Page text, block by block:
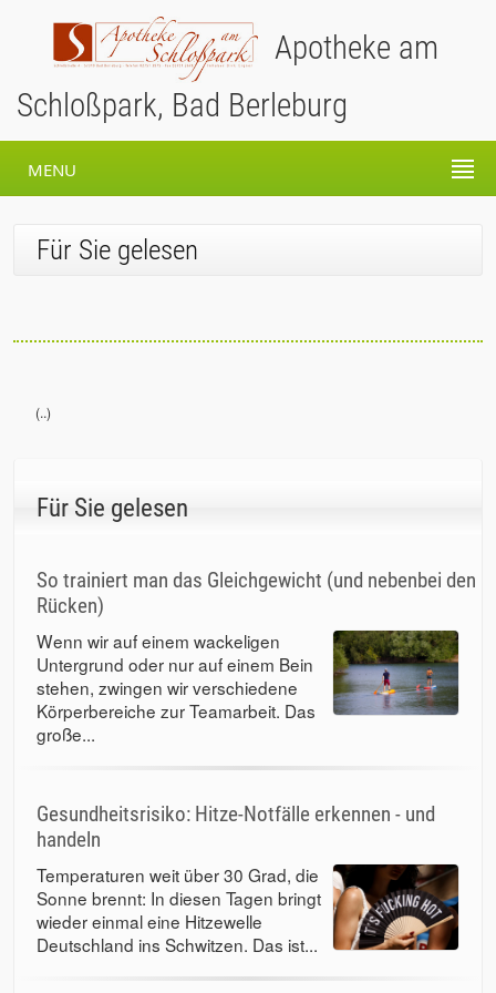
Apotheke am
Schloßpark, Bad Berleburg
MENU
Für Sie gelesen
(..)
Für Sie gelesen
So trainiert man das Gleichgewicht (und nebenbei den
Rücken)
Wenn wir auf einem wackeligen
Untergrund oder nur auf einem Bein
stehen, zwingen wir verschiedene
Körperbereiche zur Teamarbeit. Das
große...
Gesundheitsrisiko: Hitze-Notfälle erkennen - und
handeln
Temperaturen weit über 30 Grad, die
Sonne brennt: In diesen Tagen bringt
wieder einmal eine Hitzewelle
Deutschland ins Schwitzen. Das ist...